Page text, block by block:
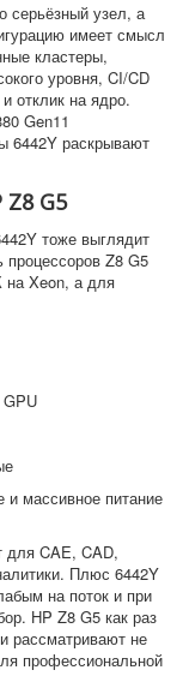
серьёзный узел, а
имеет смысл
кластеры,
уровня, CI/CD
отклик на ядро.
Gen11
6442Y раскрывают
G5
тоже выглядит
процессоров Z8 G5
на Xeon, а для
массивное питание
для CAE, CAD,
Плюс 6442Y
на поток и при
HP Z8 G5 как раз
рассматривают не
профессиональной